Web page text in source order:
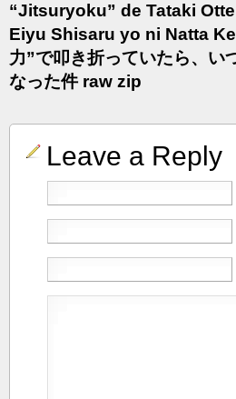
“Jitsuryoku” de Tataki
Eiyu Shisaru yo ni Natta
力”で叩き折っていたら、い
なった件 raw zip
Leave a Reply